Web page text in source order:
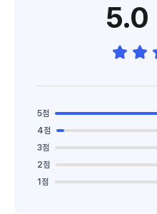
5.0
5점
4점
3점
2점
1점